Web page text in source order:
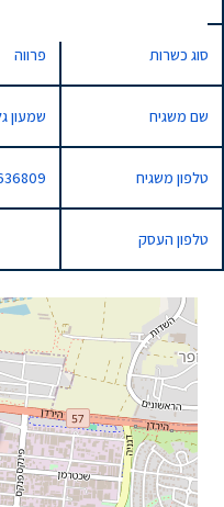
סוג כשרות פרווה
שם משגיח שמעון
טלפון משגיח
טלפון העסק